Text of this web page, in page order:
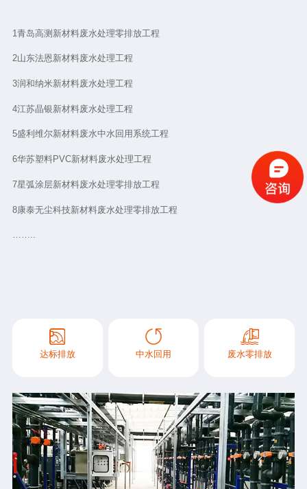
1青岛高测新材料废水处理零排放工程
2山东法恩新材料废水处理工程
3润和纳米新材料废水处理工程
4江苏晶银新材料废水处理工程
5盛利维尔新材料废水中水回用系统工程
6华苏塑料PVC新材料废水处理工程
7星弧涂层新材料废水处理零排放工程
8康泰无尘科技新材料废水处理零排放工程
……..
达标排放 中水回用 废水零排放